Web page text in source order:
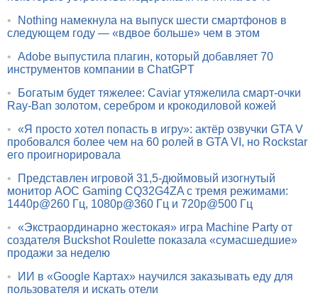
•
Nothing намекнула на выпуск шести смартфонов в
следующем году — «вдвое больше» чем в этом
• Adobe выпустила плагин, который добавляет 70
инструментов компании в ChatGPT
•
Богатым будет тяжелее: Caviar утяжелила смарт-очки
Ray-Ban золотом, серебром и крокодиловой кожей
• «Я просто хотел попасть в игру»: актёр озвучки GTA V
пробовался более чем на 60 ролей в GTA VI, но Rockstar
его проигнорировала
•
Представлен игровой 31,5-дюймовый изогнутый
монитор AOC Gaming CQ32G4ZA с тремя режимами:
1440p@260 Гц, 1080p@360 Гц и 720p@500 Гц
• «Экстраординарно жестокая» игра Machine Party от
создателя Buckshot Roulette показала «сумасшедшие»
продажи за неделю
•
ИИ в «Google Картах» научился заказывать еду для
пользователя и искать отели